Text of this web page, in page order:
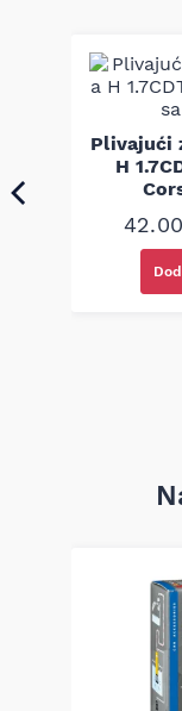
Set kvačila Aisin
pouzdanost, čineći
na Toyota Yaris
Plivajući
H